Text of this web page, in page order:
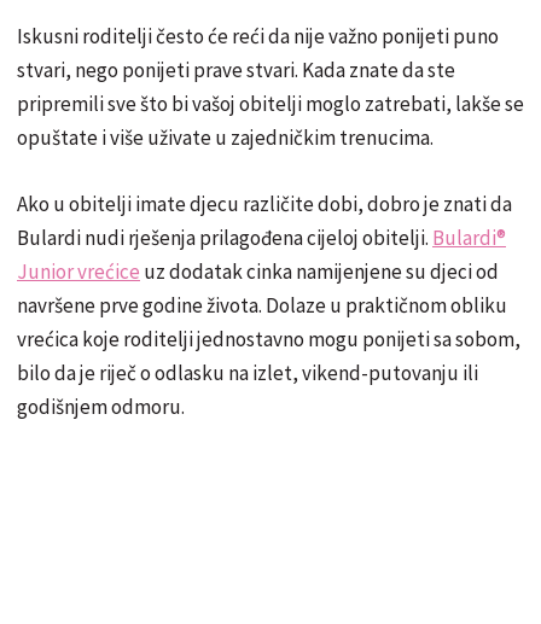
Iskusni roditelji često će reći da nije važno ponijeti puno
stvari, nego ponijeti prave stvari. Kada znate da ste
pripremili sve što bi vašoj obitelji moglo zatrebati, lakše se
opuštate i više uživate u zajedničkim trenucima.
Ako u obitelji imate djecu različite dobi, dobro je znati da
Bulardi nudi rješenja prilagođena cijeloj obitelji. Bulardi®
Junior vrećice uz dodatak cinka namijenjene su djeci od
navršene prve godine života. Dolaze u praktičnom obliku
vrećica koje roditelji jednostavno mogu ponijeti sa sobom,
bilo da je riječ o odlasku na izlet, vikend-putovanju ili
godišnjem odmoru.